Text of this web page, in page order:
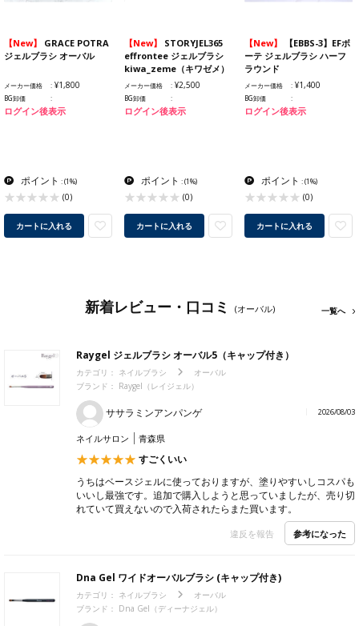
【New】
ジェルブラシ オーバル
メーカー価格 ¥1,800
BG卸価
ログイン後表示
ポイント :(1%)
(0)
カートに入れる
【New】
effrontee ジェルブラシ
kiwa_zeme（キワゼメ）
メーカー価格 ¥2,500
BG卸価
ログイン後表示
ポイント :(1%)
(0)
カートに入れる
【New】
ーテ ジェルブラシ ハーフ
ラウンド
メーカー価格 ¥1,400
BG卸価
ログイン後表示
ポイント :(1%)
(0)
カートに入れる
新着レビュー・口コミ (オーバル) 一覧へ
Raygel ジェルブラシ オーバル5（キャップ付き）
カテゴリ： ネイルブラシ
オーバル
ブランド： Raygel（レイジェル）
ササラミンアンパンゲ 2026/08/03
ネイルサロン 青森県
すごくいい
うちはベースジェルに使っておりますが、塗りやすいしコスパも
いいし最強です。追加で購入しようと思っていましたが、売り切
れていて買えないので入荷されたらまた買います。
違反を報告 参考になった
Dna Gel ワイドオーバルブラシ (キャップ付き)
カテゴリ： ネイルブラシ
オーバル
ブランド： Dna Gel（ディーナジェル）